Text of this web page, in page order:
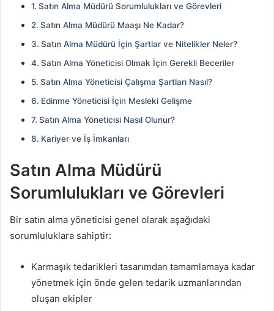
Satın Alma Müdürü Sorumlulukları ve Görevleri
Satın Alma Müdürü Maaşı Ne Kadar?
Satın Alma Müdürü İçin Şartlar ve Nitelikler Neler?
Satın Alma Yöneticisi Olmak İçin Gerekli Beceriler
Satın Alma Yöneticisi Çalışma Şartları Nasıl?
Edinme Yöneticisi İçin Mesleki Gelişme
Satın Alma Yöneticisi Nasıl Olunur?
Kariyer ve İş İmkanları
Satın Alma Müdürü
Sorumlulukları ve Görevleri
Bir satın alma yöneticisi genel olarak aşağıdaki
sorumluluklara sahiptir:
Karmaşık tedarikleri tasarımdan tamamlamaya kadar
yönetmek için önde gelen tedarik uzmanlarından
oluşan ekipler